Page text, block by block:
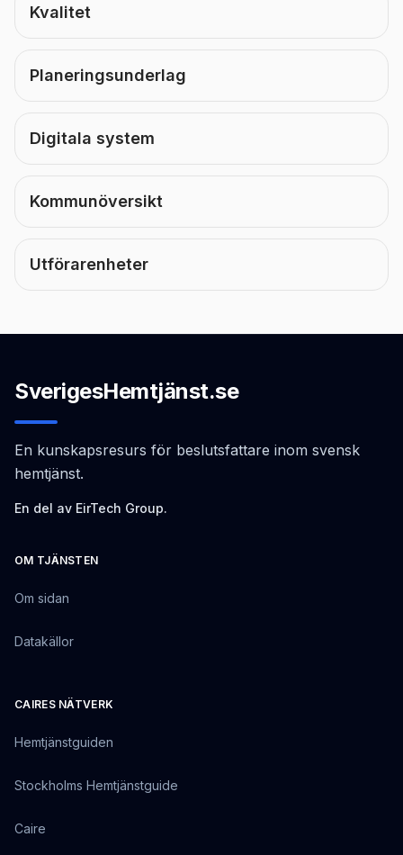
Kvalitet
Planeringsunderlag
Digitala system
Kommunöversikt
Utförarenheter
SverigesHemtjänst.se
En kunskapsresurs för beslutsfattare inom svensk
hemtjänst.
En del av EirTech Group.
OM TJÄNSTEN
Om sidan
Datakällor
CAIRES NÄTVERK
Hemtjänstguiden
Stockholms Hemtjänstguide
Caire